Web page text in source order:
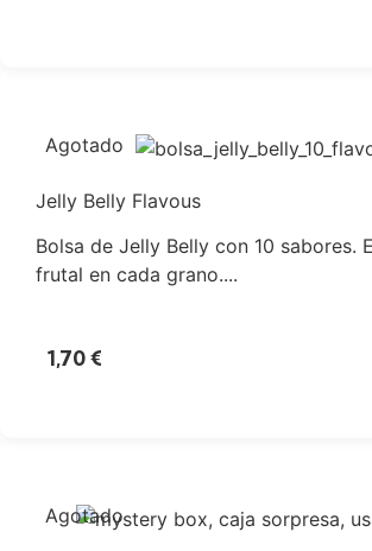
Agotado
Jelly Belly Flavous
Bolsa de Jelly Belly con 10 sabores.
frutal en cada grano....
1,70€
Agotado